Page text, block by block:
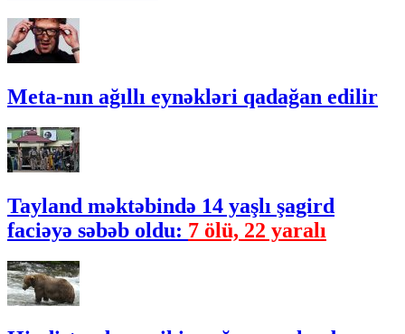
Meta-nın ağıllı eynəkləri qadağan edilir
Tayland məktəbində 14 yaşlı şagird
faciəyə səbəb oldu: 7 ölü, 22 yaralı